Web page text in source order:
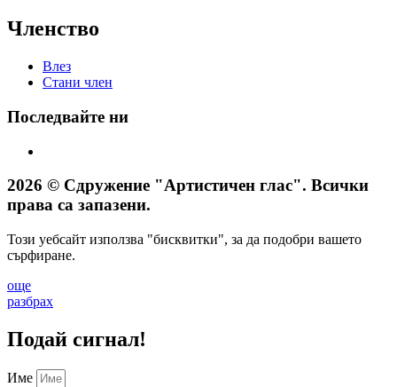
Членство
Влез
Стани член
Последвайте ни
2026 © Сдружение "Артистичен глас". Всички
права са запазени.
Този уебсайт използва "бисквитки", за да подобри вашето
сърфиране.
още
разбрах
Подай сигнал!
Име